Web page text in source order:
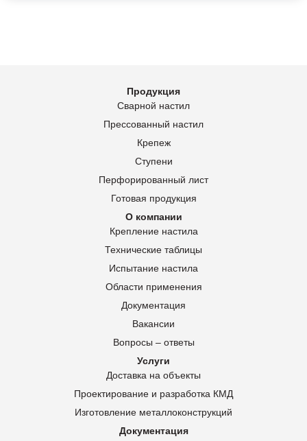
Продукция
Сварной настил
Прессованный настил
Крепеж
Ступени
Перфорированный лист
Готовая продукция
О компании
Крепление настила
Технические таблицы
Испытание настила
Области применения
Документация
Вакансии
Вопросы – ответы
Услуги
Доставка на объекты
Проектирование и разработка КМД
Изготовление металлоконструкций
Документация